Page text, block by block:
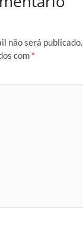
não será publicado.
com *